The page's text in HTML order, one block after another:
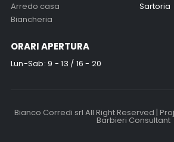
Arredo casa
Biancheria
Sartoria
ORARI APERTURA
Lun-Sab: 9 - 13 / 16 - 20
Bianco Corredi srl All Right Reserved |
Barbieri Consultant